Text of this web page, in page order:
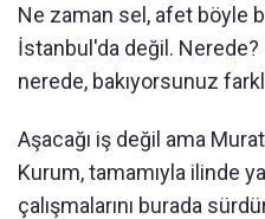
Ne zaman sel, afet böyle
İstanbul'da değil. Nerede?
nerede, bakıyorsunuz
Aşacağı iş değil ama
Kurum, tamamıyla ilinde
çalışmalarını burada